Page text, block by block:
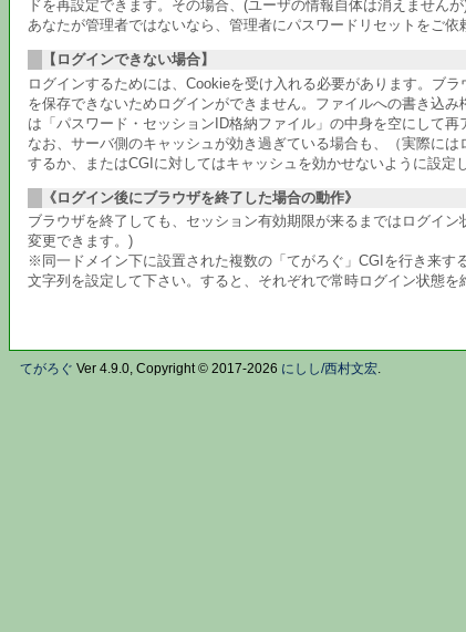
ドを再設定できます。その場合、(ユーザの情報自体は消えません
あなたが管理者ではないなら、管理者にパスワードリセットをご
【ログインできない場合】
ログインするためには、Cookieを受け入れる必要があります。ブ
を保存できないためログインができません。ファイルへの書き込
は「パスワード・セッションID格納ファイル」の中身を空にして再
なお、サーバ側のキャッシュが効き過ぎている場合も、（実際に
するか、またはCGIに対してはキャッシュを効かせないように設定
《ログイン後にブラウザを終了した場合の動作》
ブラウザを終了しても、セッション有効期限が来るまではログイ
変更できます。)
※同一ドメイン下に設置された複数の「てがろぐ」CGIを行き来
文字列を設定して下さい。すると、それぞれで常時ログイン状態を
てがろぐ Ver 4.9.0, Copyright © 2017-2026 にしし/西村文宏.